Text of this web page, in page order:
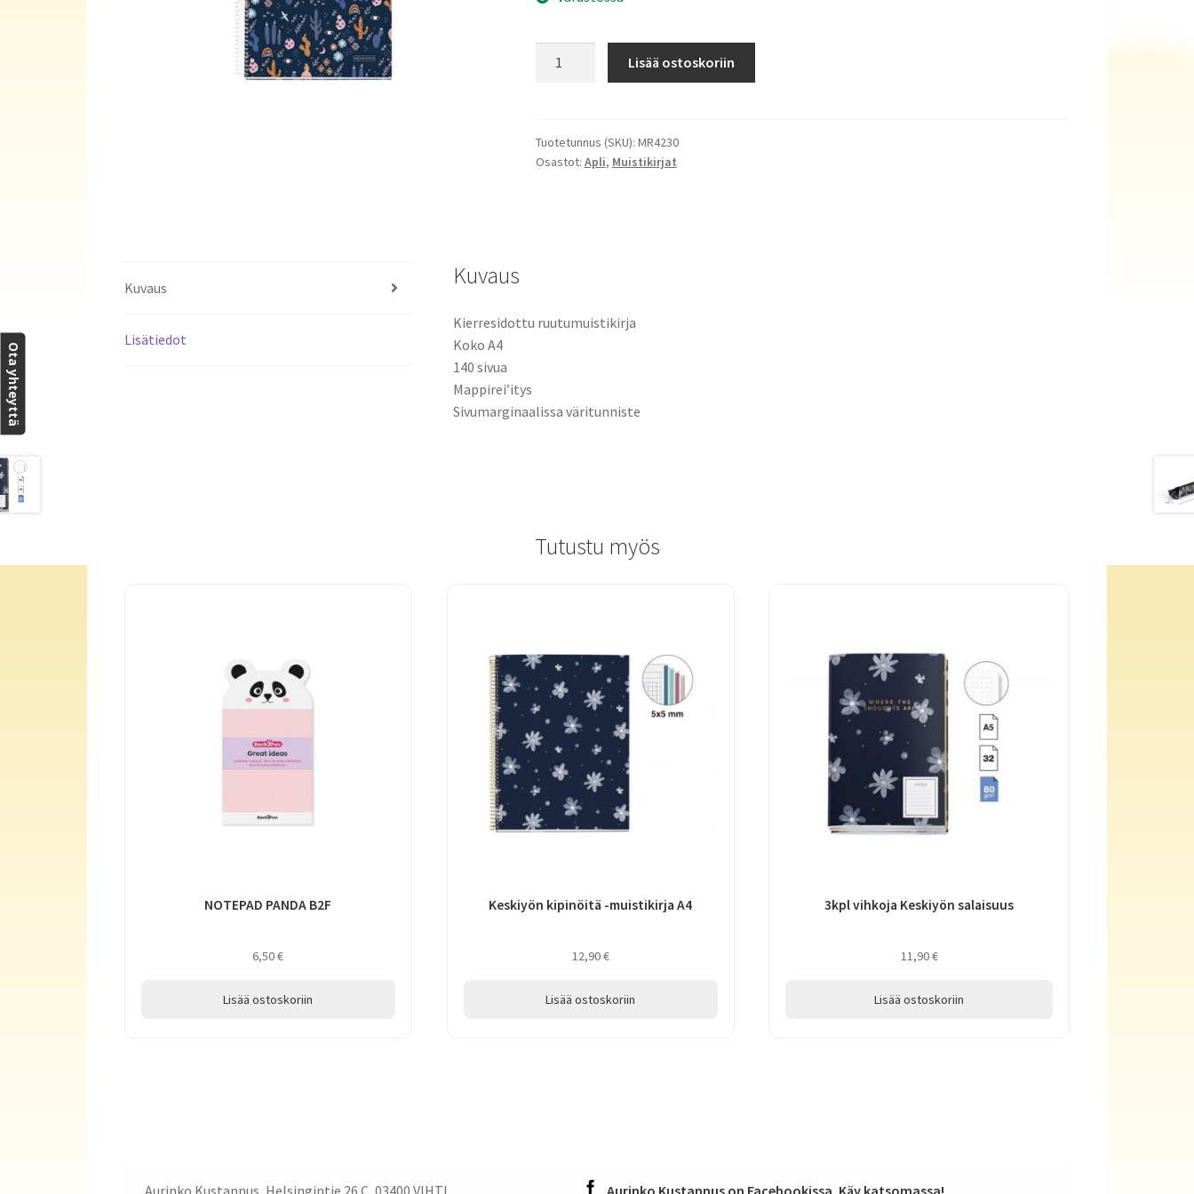
Lisää ostoskoriin
Tuotetunnus (SKU): MR4230
Osastot: Apli, Muistikirjat
Kuvaus
Lisätiedot
Kuvaus
Kierresidottu ruutumuistikirja
Koko A4
140 sivua
Mappirei’itys
Sivumarginaalissa väritunniste
Tutustu myös
NOTEPAD PANDA B2F
6,50€
Lisää ostoskoriin
Keskiyön kipinöitä -muistikirja A4
12,90€
Lisää ostoskoriin
3kpl vihkoja Keskiyön salaisuus
11,90€
Lisää ostoskoriin
Aurinko Kustannus, Helsingintie 26 C, 03400 VIHTI Aurinko Kustannus on Facebookissa. Käy katsomassa!
Ota yhteyttä